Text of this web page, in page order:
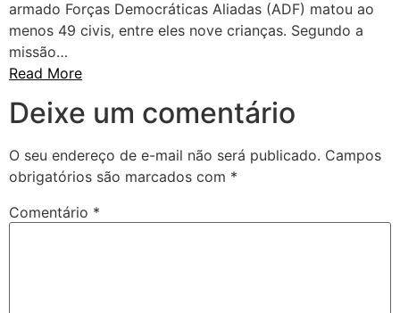
armado Forças Democráticas Aliadas (ADF) matou ao
menos 49 civis, entre eles nove crianças. Segundo a
missão…
Read More
Deixe um comentário
O seu endereço de e-mail não será publicado. Campos
obrigatórios são marcados com *
Comentário *